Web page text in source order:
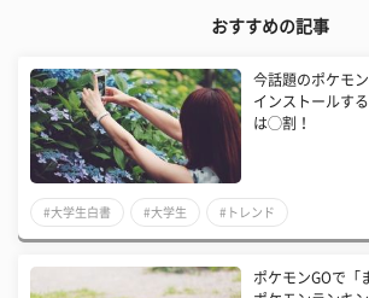
おすすめの記事
今話題のポケモ
インストールす
は◯割！
#大学生白書 #大学生 #トレンド
ポケモンGOで「